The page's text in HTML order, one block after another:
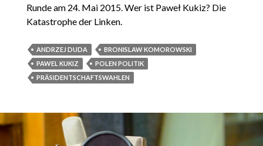
Runde am 24. Mai 2015. Wer ist Paweł Kukiz? Die
Katastrophe der Linken.
ANDRZEJ DUDA
BRONISLAW KOMOROWSKI
PAWEL KUKIZ
POLEN POLITIK
PRÄSIDENTSCHAFTSWAHLEN